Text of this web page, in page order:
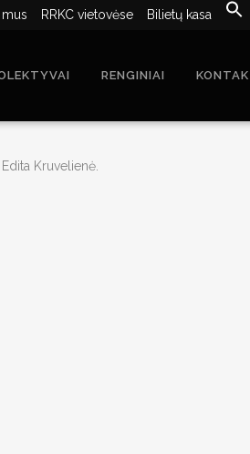
RRKC vietovėse Bilietų kasa
RENGINIAI
Kruvelienė.